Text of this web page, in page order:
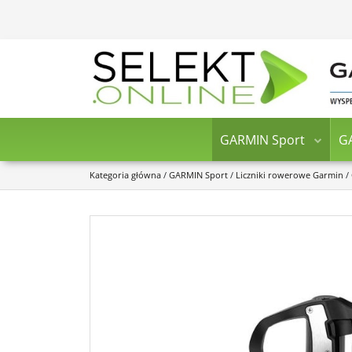
GARMIN Sport
Kategoria główna / GARMIN Sport / Liczniki rowerowe Garmin /